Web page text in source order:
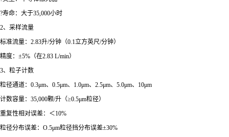
?寿命：大于35,000小时
2、采样流量
标准流量：2.83升/分钟（0.1立方英尺/分钟）
精度：±5%（在2.83 L/min）
3、粒子计数
粒径通道：0.3μm、0.5μm、1.0μm、2.5μm、5.0μm、10μm
计数容量：35,000颗/升（≥0.5μm粒径）
重复性相对误差：＜10%
粒径分布误差：O.5μm粒径挡分布误差±30%